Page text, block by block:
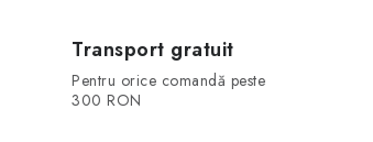
Transport gratuit
Pentru orice comandă peste
300 RON